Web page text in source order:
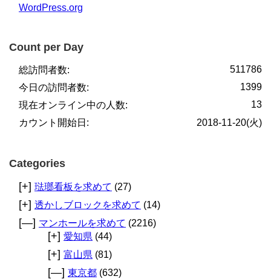
WordPress.org
Count per Day
511786
総訪問者数:
1399
今日の訪問者数:
13
現在オンライン中の人数:
2018-11-20(火)
カウント開始日:
Categories
[+] 琺瑯看板を求めて (27)
[+] 透かしブロックを求めて (14)
[—] マンホールを求めて (2216)
[+] 愛知県 (44)
[+] 富山県 (81)
[—] 東京都 (632)